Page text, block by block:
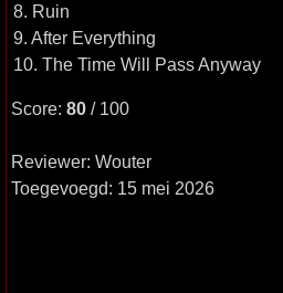
8. Ruin
9. After Everything
10. The Time Will Pass Anyway
Score: 80 / 100
Reviewer: Wouter
Toegevoegd: 15 mei 2026